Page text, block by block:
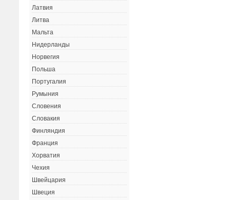
Латвия
Литва
Мальта
Нидерланды
Норвегия
Польша
Португалия
Румыния
Словения
Словакия
Финляндия
Франция
Хорватия
Чехия
Швейцария
Швеция